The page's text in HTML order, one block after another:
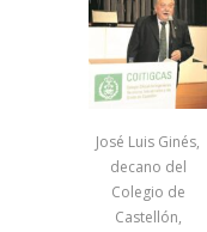
José Luis Ginés,
decano del
Colegio de
Castellón,